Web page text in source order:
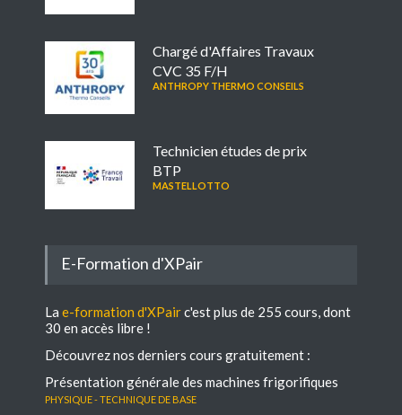
Chargé d'Affaires Travaux
CVC 35 F/H
ANTHROPY THERMO CONSEILS
Technicien études de prix
BTP
MASTELLOTTO
E-Formation d'XPair
La e-formation d'XPairc'est plus de 255 cours, dont
30 en accès libre !
Découvrez nos derniers cours gratuitement :
Présentation générale des machines frigorifiques
Physique - Technique de base